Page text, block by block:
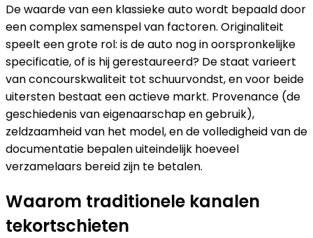
De waarde van een klassieke auto wordt bepaald door
een complex samenspel van factoren. Originaliteit
speelt een grote rol: is de auto nog in oorspronkelijke
specificatie, of is hij gerestaureerd? De staat varieert
van concourskwaliteit tot schuurvondst, en voor beide
uitersten bestaat een actieve markt. Provenance (de
geschiedenis van eigenaarschap en gebruik),
zeldzaamheid van het model, en de volledigheid van de
documentatie bepalen uiteindelijk hoeveel
verzamelaars bereid zijn te betalen.
Waarom traditionele kanalen
tekortschieten